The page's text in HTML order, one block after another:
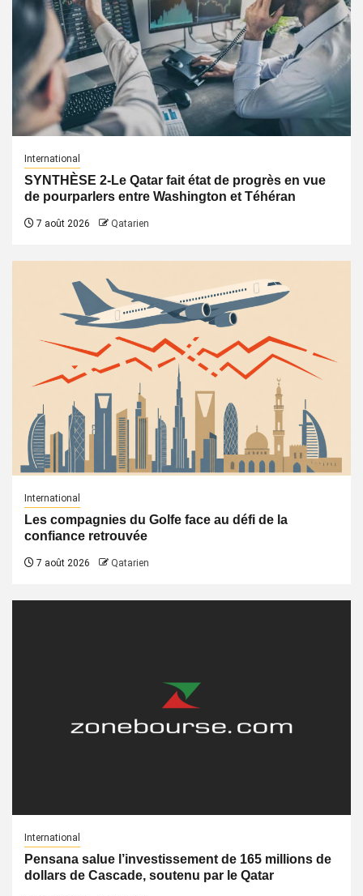
International
SYNTHÈSE 2-Le Qatar fait état de progrès en vue
de pourparlers entre Washington et Téhéran
7 août 2026 Qatarien
International
Les compagnies du Golfe face au défi de la
confiance retrouvée
7 août 2026 Qatarien
International
Pensana salue l’investissement de 165 millions de
dollars de Cascade, soutenu par le Qatar